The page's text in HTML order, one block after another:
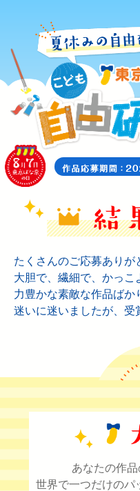
たくさんのご応募ありが
大胆で、繊細で、かっこ
力豊かな素敵な作品ばか
迷いに迷いましたが、受
あなたの作
世界で一つだけのパ